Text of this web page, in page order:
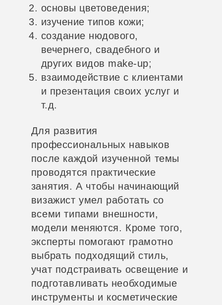
основы цветоведения;
изучение типов кожи;
создание нюдового,
вечернего, свадебного и
других видов make-up;
взаимодействие с клиентами
и презентация своих услуг и
т.д.
Для развития
профессиональных навыков
после каждой изученной темы
проводятся практические
занятия. А чтобы начинающий
визажист умел работать со
всеми типами внешности,
модели меняются. Кроме того,
эксперты помогают грамотно
выбрать подходящий стиль,
учат подстраивать освещение и
подготавливать необходимые
инструменты и косметические